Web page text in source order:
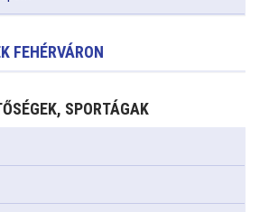
FEHÉRVÁRON
SPORTÁGAK